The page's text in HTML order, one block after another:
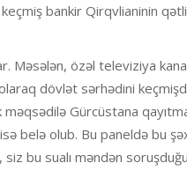
bankir Qirqvlianinin
Məsələn, özəl televiziya
dövlət sərhədini
Gürcüstana
belə olub. Bu paneldə bu
bu sualı məndən